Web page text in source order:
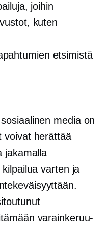
joihin
kuten
etsimistä
media on
voivat herättää
jakamalla
varten ja
varainkeruu-